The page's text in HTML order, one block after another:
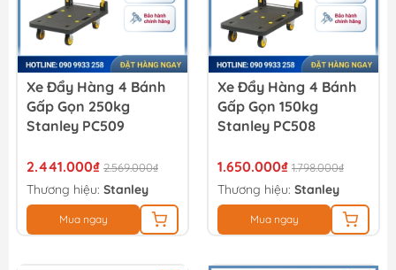
Xe Đẩy Hàng 4 Bánh
Gấp Gọn 250kg
Stanley PC509
2.441.000₫ 2.569.000₫
Thương hiệu: Stanley
Mua ngay
Xe Đẩy Hàng 4 Bánh
Gấp Gọn 150kg
Stanley PC508
1.650.000₫ 1.798.000₫
Thương hiệu: Stanley
Mua ngay